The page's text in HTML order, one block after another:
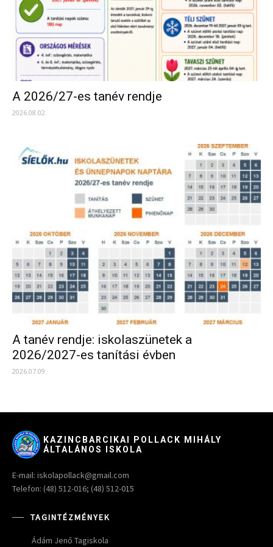
A 2026/27-es tanév rendje
2026.08.02.
A tanév rendje: iskolaszünetek a
2026/2027-es tanítási évben
2026.07.09.
KAZINCBARCIKAI POLLACK MIHÁLY
ÁLTALÁNOS ISKOLA
E-mail: iskolapollack@gmail.com
Telefon: (48) 512-016; (48) 512-015
TAGINTÉZMÉNYEK
Ádám Jenő Tagiskola